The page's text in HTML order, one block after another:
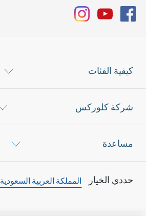
كيفية الفئات
شركة كلوركس
مساعدة
حددي الخيار المملكة العربية السعودية
Facebook
YouTube
Instagram